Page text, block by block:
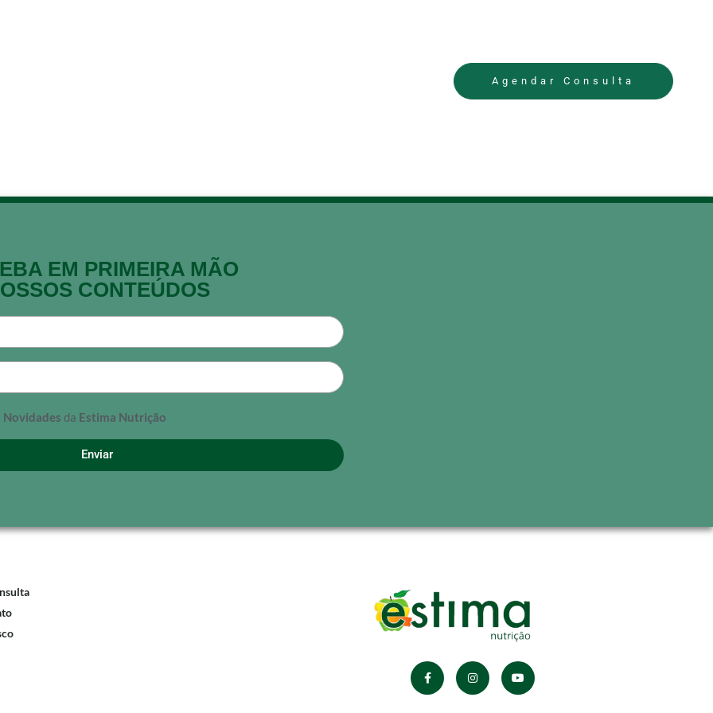
Agendar Consulta
EM PRIMEIRA MÃO
CONTEÚDOS
Novidades da Estima Nutrição
Enviar